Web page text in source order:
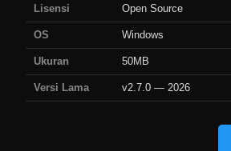
Lisensi Open Source
OS Windows
Ukuran 50MB
Versi Lama v2.7.0 — 2026